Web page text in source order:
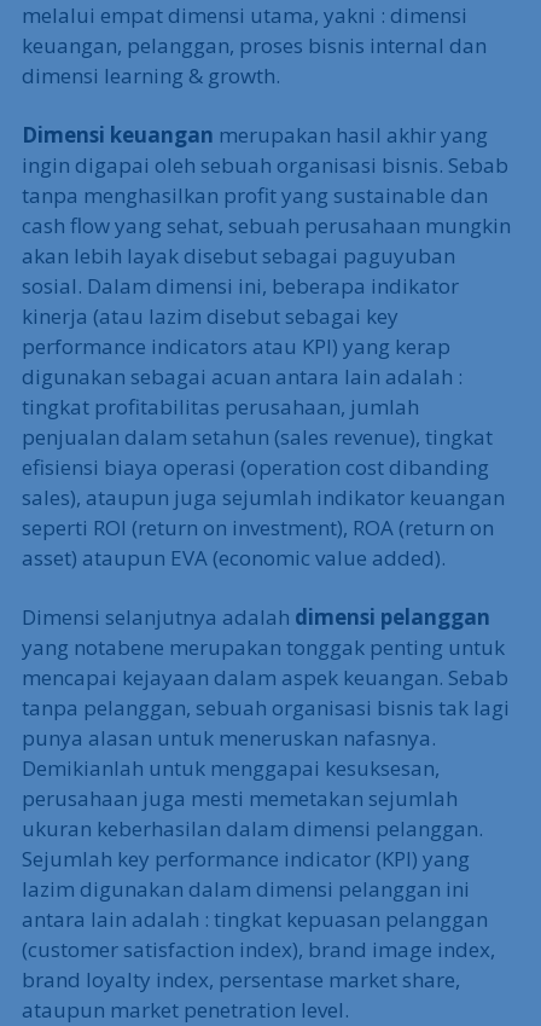
melalui empat dimensi utama, yakni : dimensi
keuangan, pelanggan, proses bisnis internal dan
dimensi learning & growth.
Dimensi keuangan merupakan hasil akhir yang
ingin digapai oleh sebuah organisasi bisnis. Sebab
tanpa menghasilkan profit yang sustainable dan
cash flow yang sehat, sebuah perusahaan mungkin
akan lebih layak disebut sebagai paguyuban
sosial. Dalam dimensi ini, beberapa indikator
kinerja (atau lazim disebut sebagai key
performance indicators atau KPI) yang kerap
digunakan sebagai acuan antara lain adalah :
tingkat profitabilitas perusahaan, jumlah
penjualan dalam setahun (sales revenue), tingkat
efisiensi biaya operasi (operation cost dibanding
sales), ataupun juga sejumlah indikator keuangan
seperti ROI (return on investment), ROA (return on
asset) ataupun EVA (economic value added).
Dimensi selanjutnya adalah dimensi pelanggan
yang notabene merupakan tonggak penting untuk
mencapai kejayaan dalam aspek keuangan. Sebab
tanpa pelanggan, sebuah organisasi bisnis tak lagi
punya alasan untuk meneruskan nafasnya.
Demikianlah untuk menggapai kesuksesan,
perusahaan juga mesti memetakan sejumlah
ukuran keberhasilan dalam dimensi pelanggan.
Sejumlah key performance indicator (KPI) yang
lazim digunakan dalam dimensi pelanggan ini
antara lain adalah : tingkat kepuasan pelanggan
(customer satisfaction index), brand image index,
brand loyalty index, persentase market share,
ataupun market penetration level.